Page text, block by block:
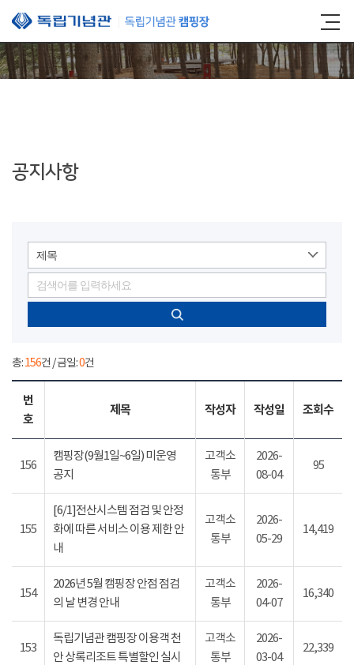
본문 바로가기
공지사항
제목
총:156건 / 금일:0건
번
호
제목 작성자 작성일 조회수
156
캠핑장(9월1일~6일) 미운영
공지
고객소
통부
2026-
08-04
95
155
[6/1]전산시스템 점검 및 안정
화에 따른 서비스 이용 제한 안
내
고객소
통부
2026-
05-29
14,419
154
2026년 5월 캠핑장 안점 점검
의 날 변경 안내
고객소
통부
2026-
04-07
16,340
153
독립기념관 캠핑장 이용객 천
안 상록리조트 특별할인 실시
고객소
통부
2026-
03-04
22,339